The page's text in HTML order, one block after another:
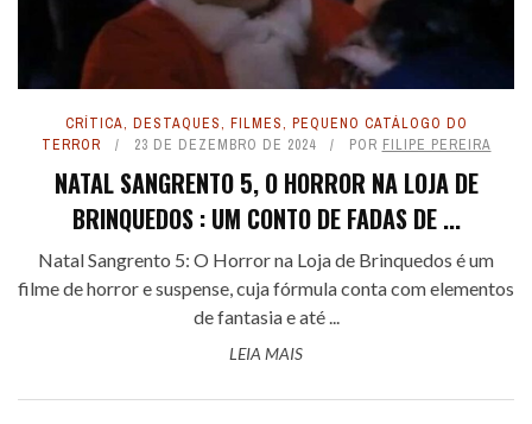
CRÍTICA, DESTAQUES, FILMES, PEQUENO CATÁLOGO DO
TERROR
23 DE DEZEMBRO DE 2024 POR FILIPE PEREIRA
NATAL SANGRENTO 5, O HORROR NA LOJA DE
BRINQUEDOS : UM CONTO DE FADAS DE ...
Natal Sangrento 5: O Horror na Loja de Brinquedos é um
filme de horror e suspense, cuja fórmula conta com elementos
de fantasia e até ...
LEIA MAIS